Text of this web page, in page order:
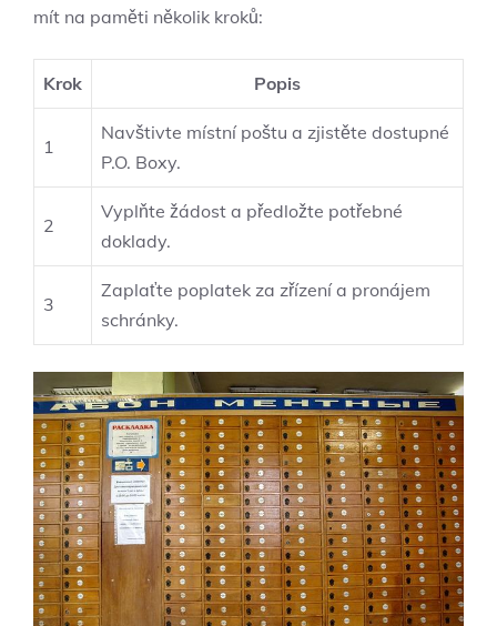
mít na paměti několik kroků:
Krok Popis
1
Navštivte místní poštu a zjistěte dostupné
P.O. Boxy.
2
Vyplňte žádost a předložte potřebné
doklady.
3
Zaplaťte poplatek za zřízení a pronájem
schránky.